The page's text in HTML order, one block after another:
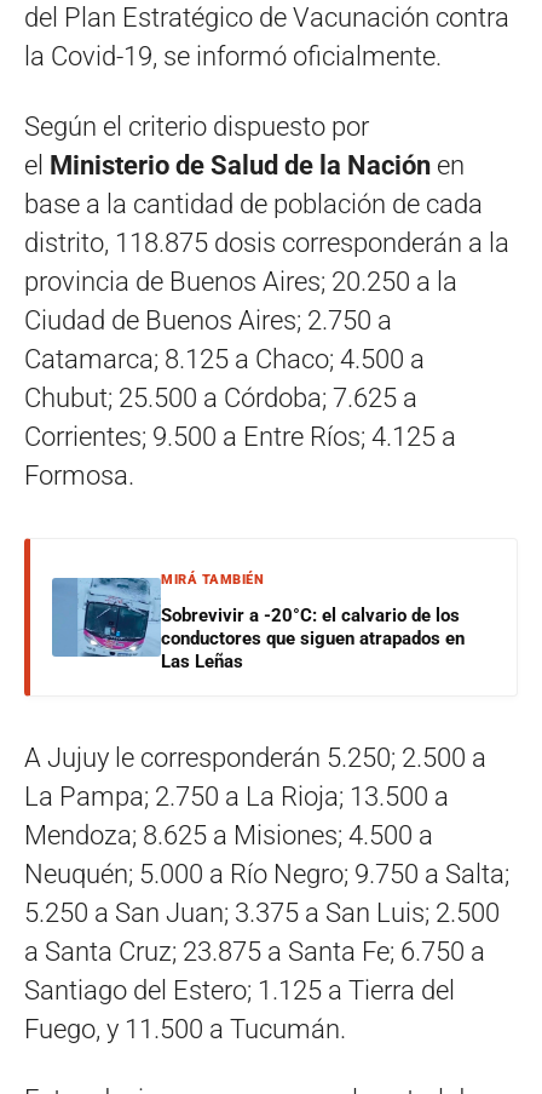
del Plan Estratégico de Vacunación contra
la Covid-19, se informó oficialmente.
Según el criterio dispuesto por
el Ministerio de Salud de la Nación en
base a la cantidad de población de cada
distrito, 118.875 dosis corresponderán a la
provincia de Buenos Aires; 20.250 a la
Ciudad de Buenos Aires; 2.750 a
Catamarca; 8.125 a Chaco; 4.500 a
Chubut; 25.500 a Córdoba; 7.625 a
Corrientes; 9.500 a Entre Ríos; 4.125 a
Formosa.
MIRÁ TAMBIÉN
Sobrevivir a -20°C: el calvario de los
conductores que siguen atrapados en
Las Leñas
A Jujuy le corresponderán 5.250; 2.500 a
La Pampa; 2.750 a La Rioja; 13.500 a
Mendoza; 8.625 a Misiones; 4.500 a
Neuquén; 5.000 a Río Negro; 9.750 a Salta;
5.250 a San Juan; 3.375 a San Luis; 2.500
a Santa Cruz; 23.875 a Santa Fe; 6.750 a
Santiago del Estero; 1.125 a Tierra del
Fuego, y 11.500 a Tucumán.